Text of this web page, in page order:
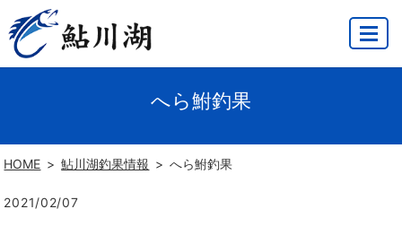
MENU
へら鮒釣果
HOME 鮎川湖釣果情報 へら鮒釣果
2021/02/07